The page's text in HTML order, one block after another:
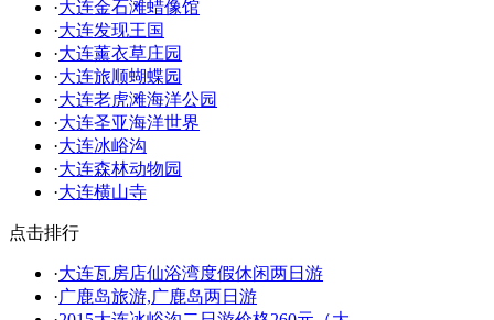
·大连金石滩蜡像馆
·大连发现王国
·大连薰衣草庄园
·大连旅顺蝴蝶园
·大连老虎滩海洋公园
·大连圣亚海洋世界
·大连冰峪沟
·大连森林动物园
·大连横山寺
点击排行
·大连瓦房店仙浴湾度假休闲两日游
·广鹿岛旅游,广鹿岛两日游